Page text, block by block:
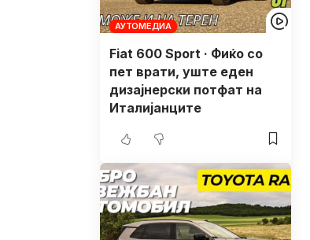
АУТОМЕДИА
Fiat 600 Sport · Фиќо со
пет врати, уште еден
дизајнерски потфат на
Италијанците